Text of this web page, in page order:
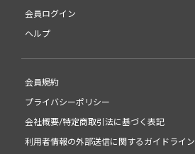
会員ログイン
ヘルプ
会員規約
プライバシーポリシー
会社概要/特定商取引法に基づく表記
利用者情報の外部送信に関するガイドライン